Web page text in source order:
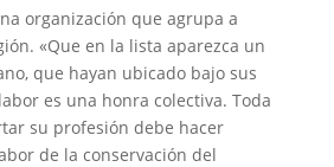
organización que agrupa a
«Que en la lista aparezca un
que hayan ubicado bajo sus
es una honra colectiva. Toda
su profesión debe hacer
de la conservación del